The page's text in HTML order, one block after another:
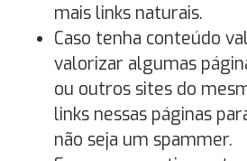
mais links naturais.
Caso tenha conteúdo
valorizar algumas
ou outros sites do
links nessas páginas
não seja um spammer.